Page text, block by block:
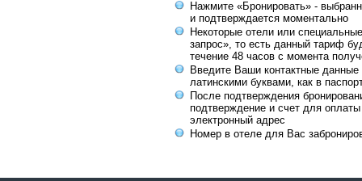
Нажмите «Бронировать» -
и подтверждается моментально
Некоторые отели или
запрос», то есть данный тариф
течение 48 часов с момента
Введите Ваши контактные данные
латинскими буквами, как в
После подтверждения
подтверждение и счет для
электронный адрес
Номер в отеле для Вас